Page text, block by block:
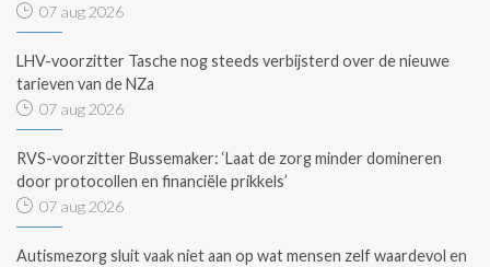
07 aug 2026
LHV-voorzitter Tasche nog steeds verbijsterd over de nieuwe
tarieven van de NZa
07 aug 2026
RVS-voorzitter Bussemaker: ‘Laat de zorg minder domineren
door protocollen en financiële prikkels’
07 aug 2026
Autismezorg sluit vaak niet aan op wat mensen zelf waardevol en